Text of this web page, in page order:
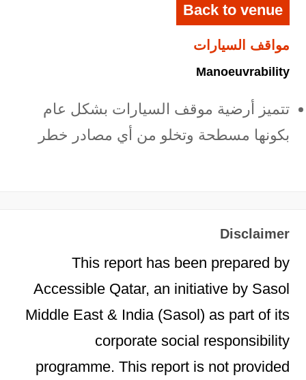
Back to venue
مواقف السيارات
Manoeuvrability
تتميز أرضية موقف السيارات بشكل عام
بكونها مسطحة وتخلو من أي مصادر خطر
Disclaimer
This report has been prepared by
Accessible Qatar, an initiative by Sasol
Middle East & India (Sasol) as part of its
corporate social responsibility
programme. This report is not provided